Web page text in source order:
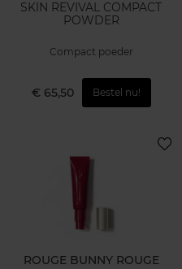
SKIN REVIVAL COMPACT
POWDER
Compact poeder
€ 65,50 Bestel nu!
ROUGE BUNNY ROUGE